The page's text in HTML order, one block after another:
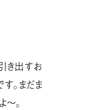
き出すお
。まだま
〜。